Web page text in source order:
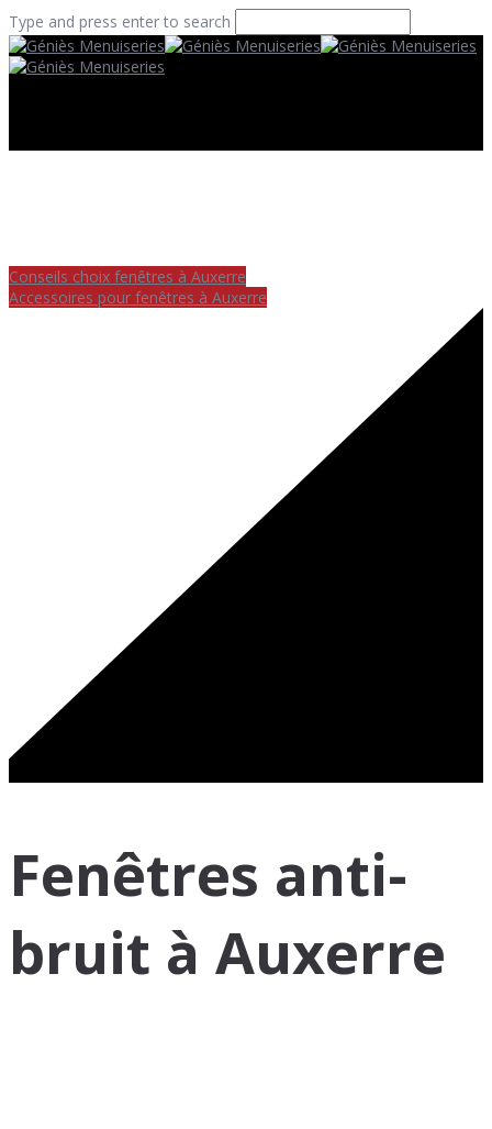
Type and press enter to search
Conseils choix fenêtres à Auxerre
Accessoires pour fenêtres à Auxerre
Fenêtres anti-
bruit à Auxerre